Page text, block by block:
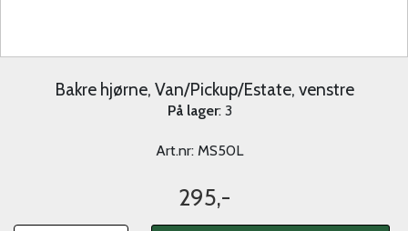
Bakre hjørne, Van/Pickup/Estate, venstre
På lager: 3
Art.nr: MS50L
295,-